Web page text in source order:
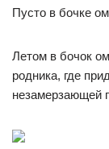
Пусто в бочке
Летом в бочок
родника, где
незамерзающей